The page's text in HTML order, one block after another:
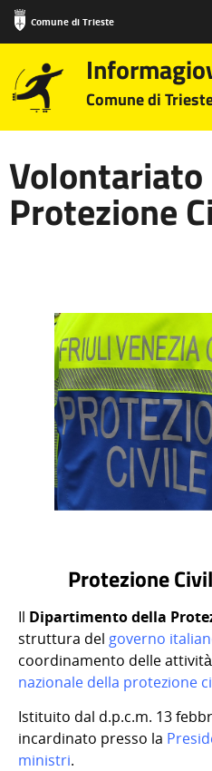
Comune di Trieste
Comune di
Protezione
Protezione
Il Dipartimento della
struttura del governo
coordinamento delle
nazionale della protezione
Istituito dal d.p.c.m. 13
incardinato presso la
ministri.